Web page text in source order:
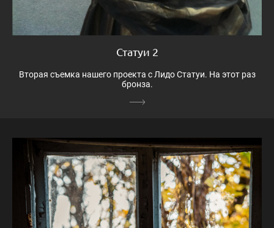
Статуи 2
Вторая съемка нашего проекта с Лидо Статуи. На этот раз
бронза.